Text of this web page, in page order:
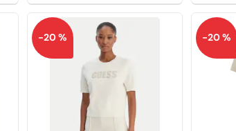
-20 % -20 %